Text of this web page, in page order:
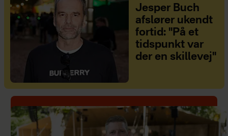
Jesper Buch
afslører ukendt
fortid: "På et
tidspunkt var
der en skillevej"